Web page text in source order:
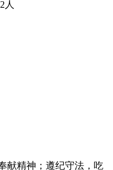
人
献精神；遵纪守法，吃